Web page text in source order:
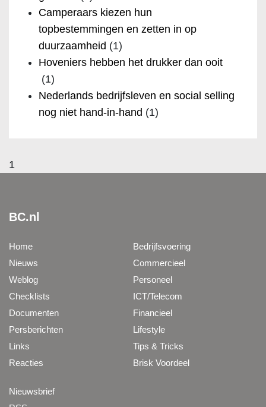
Camperaars kiezen hun
topbestemmingen en zetten in op
duurzaamheid (1)
Hoveniers hebben het drukker dan ooit
(1)
Nederlands bedrijfsleven en social selling
nog niet hand-in-hand (1)
1
BC.nl
Home
Nieuws
Weblog
Checklists
Documenten
Persberichten
Links
Reacties
Bedrijfsvoering
Commercieel
Personeel
ICT/Telecom
Financieel
Lifestyle
Tips & Tricks
Brisk Voordeel
Nieuwsbrief